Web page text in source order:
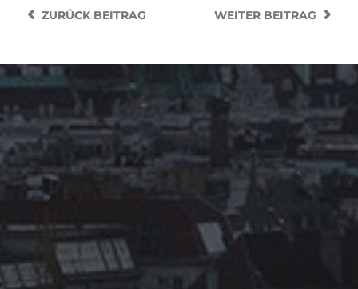
WEITER BEITRAG
ZURÜCKBEITRAG